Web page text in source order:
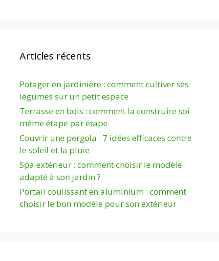
Articles récents
Potager en jardinière : comment cultiver ses
légumes sur un petit espace
Terrasse en bois : comment la construire soi-
même étape par étape
Couvrir une pergola : 7 idées efficaces contre
le soleil et la pluie
Spa extérieur : comment choisir le modèle
adapté à son jardin ?
Portail coulissant en aluminium : comment
choisir le bon modèle pour son extérieur